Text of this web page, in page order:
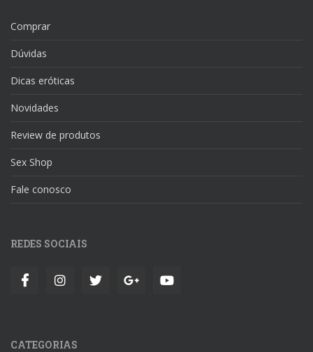
Comprar
Dúvidas
Dicas eróticas
Novidades
Review de produtos
Sex Shop
Fale conosco
REDES SOCIAIS
CATEGORIAS